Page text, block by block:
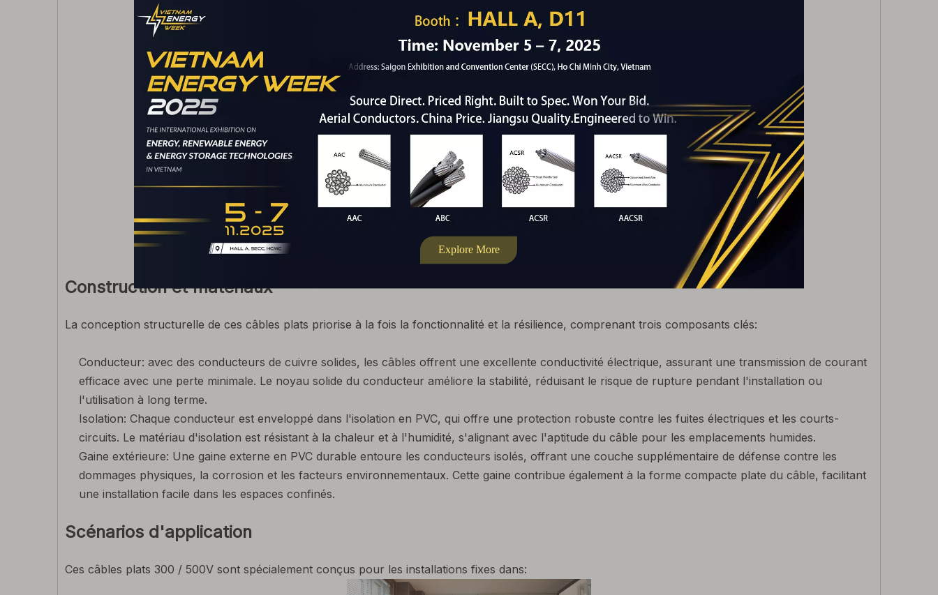
Construction et matériaux
La conception structurelle de ces câbles plats priorise à la fois la fonctionnalité et la résilience, comprenant trois composants clés:
Conducteur: avec des conducteurs de cuivre solides, les câbles offrent une excellente conductivité électrique, assurant une transmission de courant
efficace avec une perte minimale. Le noyau solide du conducteur améliore la stabilité, réduisant le risque de rupture pendant l'installation ou
l'utilisation à long terme.
Isolation: Chaque conducteur est enveloppé dans l'isolation en PVC, qui offre une protection robuste contre les fuites électriques et les courts-
circuits. Le matériau d'isolation est résistant à la chaleur et à l'humidité, s'alignant avec l'aptitude du câble pour les emplacements humides.
Gaine extérieure: Une gaine externe en PVC durable entoure les conducteurs isolés, offrant une couche supplémentaire de défense contre les
dommages physiques, la corrosion et les facteurs environnementaux. Cette gaine contribue également à la forme compacte plate du câble, facilitant
une installation facile dans les espaces confinés.
Scénarios d'application
Ces câbles plats 300 / 500V sont spécialement conçus pour les installations fixes dans: